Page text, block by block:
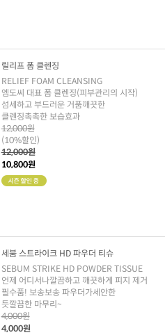
릴리프 폼 클렌징
RELIEF FOAM CLEANSING
엠도씨 대표 폼 클렌징(피부관리의 시작)
섬세하고 부드러운 거품깨끗한
클렌징촉촉한 보습효과
12,000원
(10%할인)
12,000원
10,800원
세붐 스트라이크 HD 파우더 티슈
SEBUM STRIKE HD POWDER TISSUE
언제 어디서나깔끔하고 깨끗하게 피지 제거
필수품! 보송보송 파우더가세안한
듯깔끔한 마무리~
4,000원
4,000원